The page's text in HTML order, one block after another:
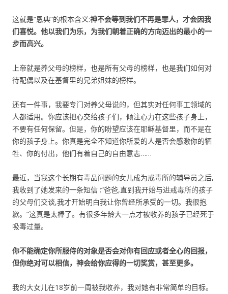
这就是“恩典”的根本含义:神不会等到我们不再是罪人，才会因我
们喜悦。他以我们为乐，为我们朝着正确的方向迈出的最小的一
步而高兴。
上帝就是养父母的榜样，也是所有父母的榜样，也是我们如何对
待配偶以及在基督里的兄弟姐妹的榜样。
还有一件事，我要专门对养父母说的，但其实对任何事工领域的
人都适用。你应该把心交给孩子们，倾注心力在这些孩子身上，
不要有任何保留。但是，你的盼望应该在耶稣基督里，而不是在
你的孩子身上。你真是完全不知道你所爱的人是否会感激你的牺
牲、你的付出，他们有着自己的自由意志……
最近，当我这个长期有毒品问题的女儿成为戒毒所的辅导员之后,
我收到了她发来的一条短信 :“爸爸,直到我开始与进戒毒所的孩子
的父母们交谈,我才开始明白我让你曾经所承受的一切。我很抱
歉。”这真是太棒了。有很多年龄大一点才被收养的孩子已经死于
吸毒过量。
你不能确定你所服侍的对象是否会对你有回应或者全心的回报，
但你绝对可以相信，神会给你应得的一切奖赏，甚至更多。
我的大女儿在18岁前一周被我收养，我对她有非常简单的目标。